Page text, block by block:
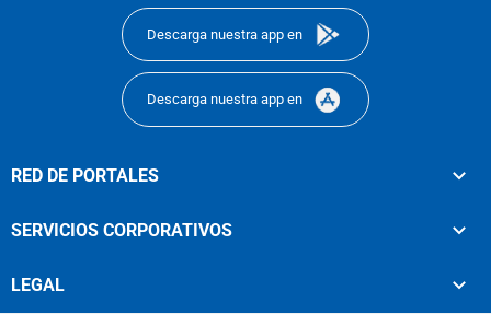
Descarga nuestra app en
Descarga nuestra app en
RED DE PORTALES
SERVICIOS CORPORATIVOS
LEGAL